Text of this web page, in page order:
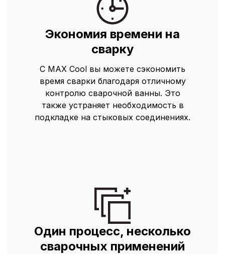
Экономия времени на
сварку
С MAX Cool вы можете сэкономить
время сварки благодаря отличному
контролю сварочной ванны. Это
также устраняет необходимость в
подкладке на стыковых соединениях.
Один процесс, несколько
сварочных применений